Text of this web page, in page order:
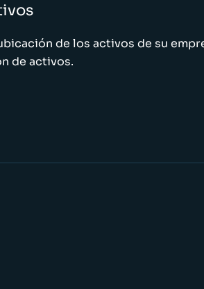
de los activos de su
de activos.